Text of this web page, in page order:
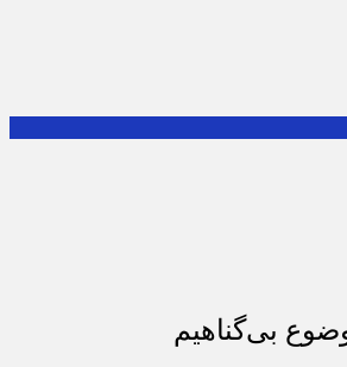
بی‌گناهیم